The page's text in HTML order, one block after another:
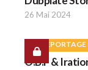
26 Mai 2024
O.B.F &